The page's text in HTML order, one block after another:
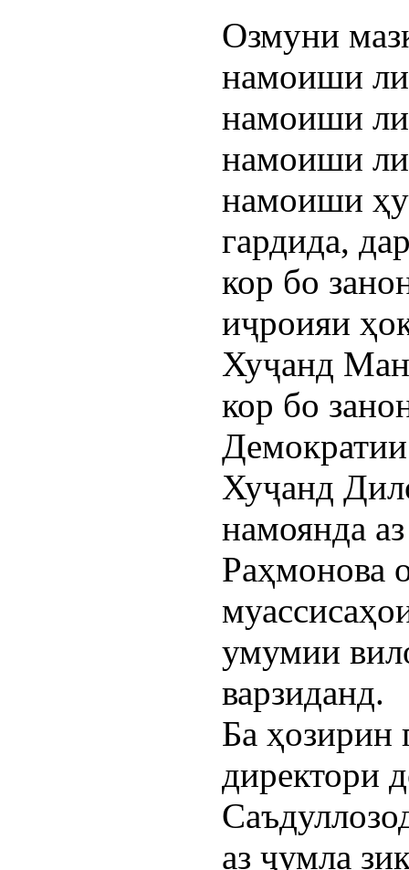
Озмуни
намоиши
намоиши
намоиши
намоиши
гардида,
кор бо
иҷроияи
Хуҷанд
кор бо
Хуҷанд
намоянда
Раҳмонова
умумии
варзиданд.
Ба
директори
аз ҷумла